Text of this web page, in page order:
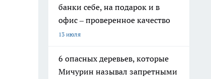
банки себе, на подарок и в
офис – проверенное качество
13 июля
6 опасных деревьев, которые
Мичурин называл запретными